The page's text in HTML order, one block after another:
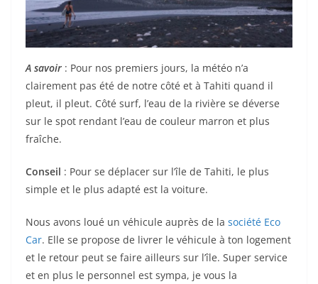
A savoir : Pour nos premiers jours, la météo n’a
clairement pas été de notre côté et à Tahiti quand il
pleut, il pleut. Côté surf, l’eau de la rivière se déverse
sur le spot rendant l’eau de couleur marron et plus
fraîche.
Conseil : Pour se déplacer sur l’île de Tahiti, le plus
simple et le plus adapté est la voiture.
Nous avons loué un véhicule auprès de la société Eco
Car. Elle se propose de livrer le véhicule à ton logement
et le retour peut se faire ailleurs sur l’île. Super service
et en plus le personnel est sympa, je vous la